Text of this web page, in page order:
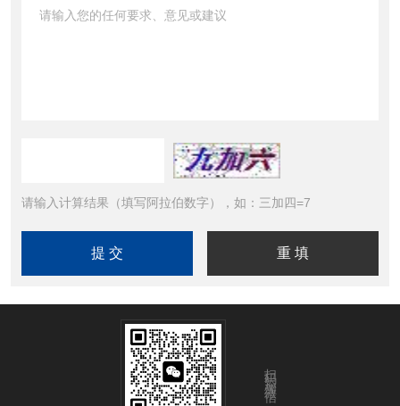
请输入计算结果（填写阿拉伯数字），如：三加四=7
扫码添加微信